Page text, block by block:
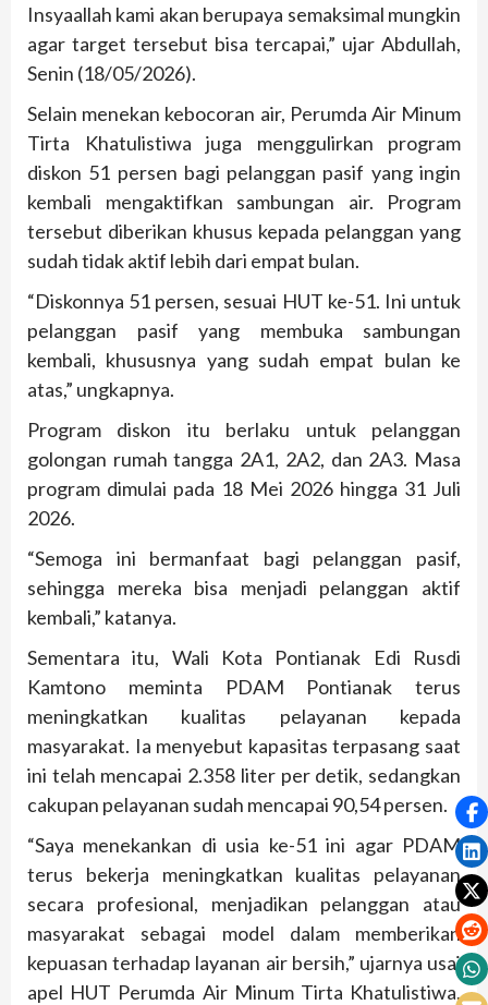
Insyaallah kami akan berupaya semaksimal mungkin
agar target tersebut bisa tercapai,” ujar Abdullah,
Senin (18/05/2026).
Selain menekan kebocoran air, Perumda Air Minum
Tirta Khatulistiwa juga menggulirkan program
diskon 51 persen bagi pelanggan pasif yang ingin
kembali mengaktifkan sambungan air. Program
tersebut diberikan khusus kepada pelanggan yang
sudah tidak aktif lebih dari empat bulan.
“Diskonnya 51 persen, sesuai HUT ke-51. Ini untuk
pelanggan pasif yang membuka sambungan
kembali, khususnya yang sudah empat bulan ke
atas,” ungkapnya.
Program diskon itu berlaku untuk pelanggan
golongan rumah tangga 2A1, 2A2, dan 2A3. Masa
program dimulai pada 18 Mei 2026 hingga 31 Juli
2026.
“Semoga ini bermanfaat bagi pelanggan pasif,
sehingga mereka bisa menjadi pelanggan aktif
kembali,” katanya.
Sementara itu, Wali Kota Pontianak Edi Rusdi
Kamtono meminta PDAM Pontianak terus
meningkatkan kualitas pelayanan kepada
masyarakat. Ia menyebut kapasitas terpasang saat
ini telah mencapai 2.358 liter per detik, sedangkan
cakupan pelayanan sudah mencapai 90,54 persen.
“Saya menekankan di usia ke-51 ini agar PDAM
terus bekerja meningkatkan kualitas pelayanan
secara profesional, menjadikan pelanggan atau
masyarakat sebagai model dalam memberikan
kepuasan terhadap layanan air bersih,” ujarnya usai
apel HUT Perumda Air Minum Tirta Khatulistiwa,